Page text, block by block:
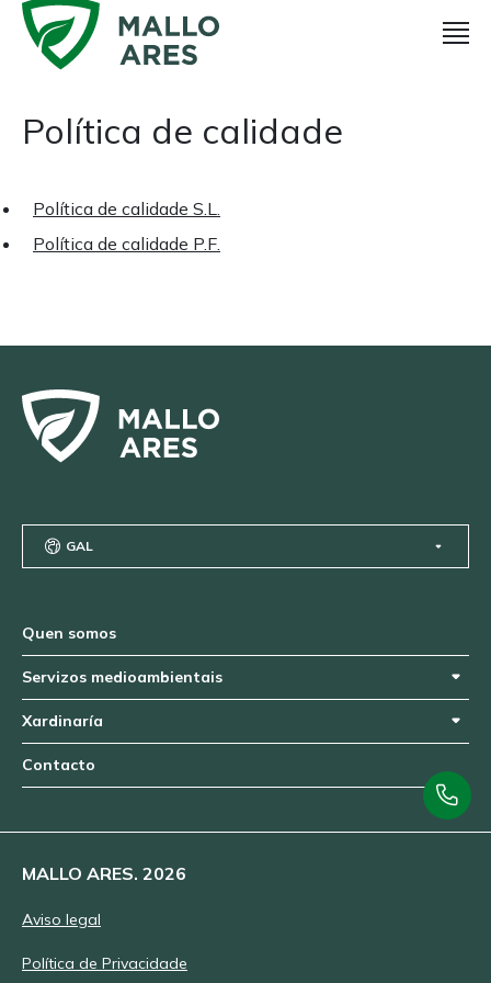
Política de calidade
Política de calidade S.L.
Política de calidade P.F.
GAL
Quen somos
Servizos medioambientais
Xardinaría
Contacto
MALLO ARES. 2026
Aviso legal
Política de Privacidade